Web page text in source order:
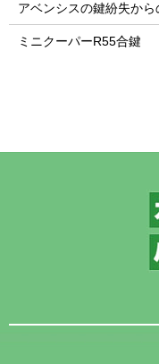
アベンシスの鍵紛失か
ミニクーパーR55合鍵